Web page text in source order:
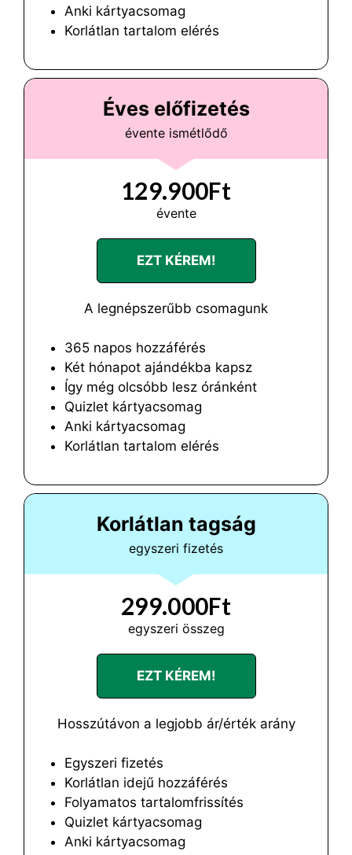
Anki kártyacsomag
Korlátlan tartalom elérés
Éves előfizetés
évente ismétlődő
129.900Ft
évente
EZT KÉREM!
A legnépszerűbb csomagunk
365 napos hozzáférés
Két hónapot ajándékba kapsz
Így még olcsóbb lesz óránként
Quizlet kártyacsomag
Anki kártyacsomag
Korlátlan tartalom elérés
Korlátlan tagság
egyszeri fizetés
299.000Ft
egyszeri összeg
EZT KÉREM!
Hosszútávon a legjobb ár/érték arány
Egyszeri fizetés
Korlátlan idejű hozzáférés
Folyamatos tartalomfrissítés
Quizlet kártyacsomag
Anki kártyacsomag